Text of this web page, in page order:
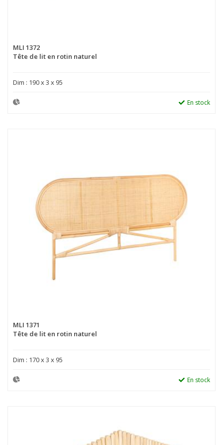
MLI 1372
Tête de lit en rotin naturel
Dim : 190 x 3 x 95
En stock
MLI 1371
Tête de lit en rotin naturel
Dim : 170 x 3 x 95
En stock